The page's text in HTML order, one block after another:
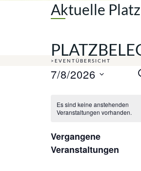
Aktuelle
>EVENTÜBERSICHT
7/8/2026
Es sind keine anstehenden
Veranstaltungen vorhanden.
Vergangene
Veranstaltungen